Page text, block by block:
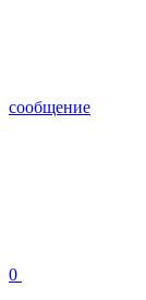
сообщение
0